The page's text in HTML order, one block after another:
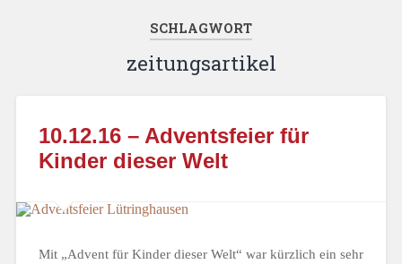
SCHLAGWORT
zeitungsartikel
10.12.16 – Adventsfeier für
Kinder dieser Welt
Mit „Advent für Kinder dieser Welt“ war kürzlich ein sehr